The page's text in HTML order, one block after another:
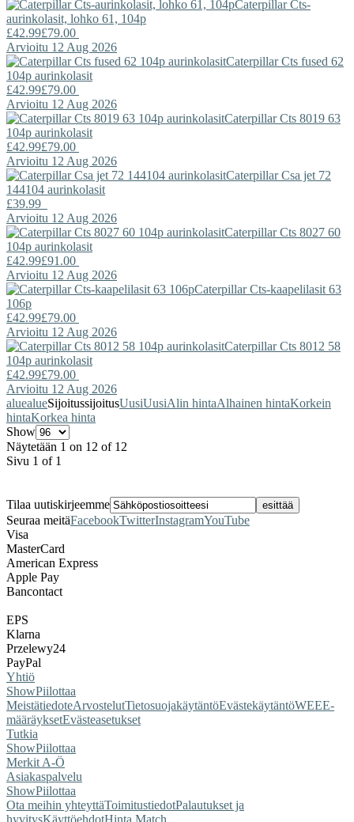
CaterpillarCts-
aurinkolasit, lohko 61, 104p
£42.99£79.00
Arvioitu 12 Aug 2026
CaterpillarCts fused 62
104p aurinkolasit
£42.99£79.00
Arvioitu 12 Aug 2026
CaterpillarCts 8019 63
104p aurinkolasit
£42.99£79.00
Arvioitu 12 Aug 2026
CaterpillarCsa jet 72
144104 aurinkolasit
£39.99
Arvioitu 12 Aug 2026
CaterpillarCts 8027 60
104p aurinkolasit
£42.99£91.00
Arvioitu 12 Aug 2026
CaterpillarCts-kaapelilasit 63
106p
£42.99£79.00
Arvioitu 12 Aug 2026
CaterpillarCts 8012 58
104p aurinkolasit
£42.99£79.00
Arvioitu 12 Aug 2026
aluealueSijoitussijoitusUusiUusiAlin hintaAlhainen hintaKorkein
hintaKorkea hinta
Show
Näytetään 1 on 12 of 12
Sivu 1 of 1
Tilaa uutiskirjeemme
Seuraa meitäFacebookTwitterInstagramYouTube
Visa
MasterCard
American Express
Apple Pay
Bancontact
EPS
Klarna
Przelewy24
PayPal
Yhtiö
ShowPiilottaa
MeistätiedoteArvostelutTietosuojakäytäntöEvästekäytäntöWEEE-
määräyksetEvästeasetukset
Tutkia
ShowPiilottaa
Merkit A-Ö
Asiakaspalvelu
ShowPiilottaa
Ota meihin yhteyttäToimitustiedotPalautukset ja
hyvitysKäyttöehdotHinta Match